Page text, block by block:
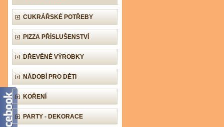
CUKRÁŘSKÉ POTŘEBY
PIZZA PŘÍSLUŠENSTVÍ
DŘEVĚNÉ VÝROBKY
NÁDOBÍ PRO DĚTI
KOŘENÍ
PARTY - DEKORACE